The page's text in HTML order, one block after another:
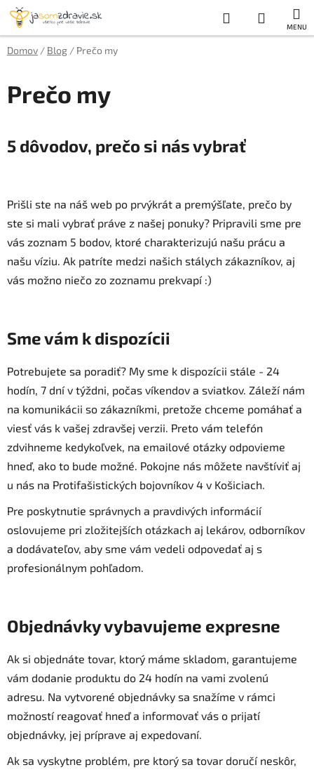
Prejsť
obsah
Hľadať
KOŠÍK
Domov / Blog / Prečo my
Prečo my
5 dôvodov, prečo si nás vybrať
Prišli ste na náš web po prvýkrát a premýšľate, prečo by
ste si mali vybrať práve z našej ponuky? Pripravili sme pre
vás zoznam 5 bodov, ktoré charakterizujú našu prácu a
našu víziu. Ak patríte medzi našich stálych zákazníkov, aj
vás možno niečo zo zoznamu prekvapí :)
Sme vám k dispozícii
Potrebujete sa poradiť? My sme k dispozícii stále - 24
hodín, 7 dní v týždni, počas víkendov a sviatkov. Záleží nám
na komunikácii so zákazníkmi, pretože chceme pomáhať a
viesť vás k vašej zdravšej verzii. Preto vám telefón
zdvihneme kedykoľvek, na emailové otázky odpovieme
hneď, ako to bude možné. Pokojne nás môžete navštíviť aj
u nás na Protifašistických bojovníkov 4 v Košiciach.
Pre poskytnutie správnych a pravdivých informácií
oslovujeme pri zložitejších otázkach aj lekárov, odborníkov
a dodávateľov, aby sme vám vedeli odpovedať aj s
profesionálnym pohľadom.
Objednávky vybavujeme expresne
Ak si objednáte tovar, ktorý máme skladom, garantujeme
vám dodanie produktu do 24 hodín na vami zvolenú
adresu. Na vytvorené objednávky sa snažíme v rámci
možností reagovať hneď a informovať vás o prijatí
objednávky, jej príprave aj expedovaní.
Ak sa vyskytne problém, pre ktorý sa tovar doručí neskôr,